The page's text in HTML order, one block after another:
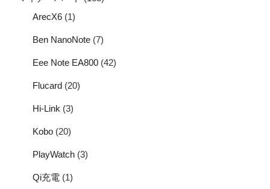
ArecX6 (1)
Ben NanoNote (7)
Eee Note EA800 (42)
Flucard (20)
Hi-Link (3)
Kobo (20)
PlayWatch (3)
Qi充電 (1)